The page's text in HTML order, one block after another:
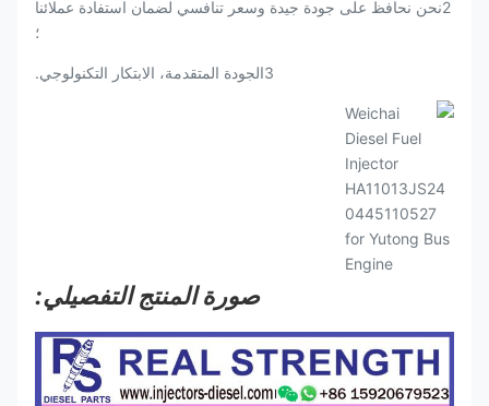
2نحن نحافظ على جودة جيدة وسعر تنافسي لضمان استفادة عملائنا
؛
3الجودة المتقدمة، الابتكار التكنولوجي.
صورة المنتج التفصيلي: